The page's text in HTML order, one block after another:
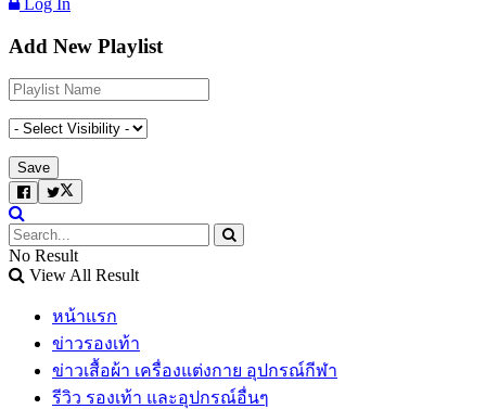
Log In
Add New Playlist
No Result
View All Result
หน้าแรก
ข่าวรองเท้า
ข่าวเสื้อผ้า เครื่องแต่งกาย อุปกรณ์กีฬา
รีวิว รองเท้า และอุปกรณ์อื่นๆ